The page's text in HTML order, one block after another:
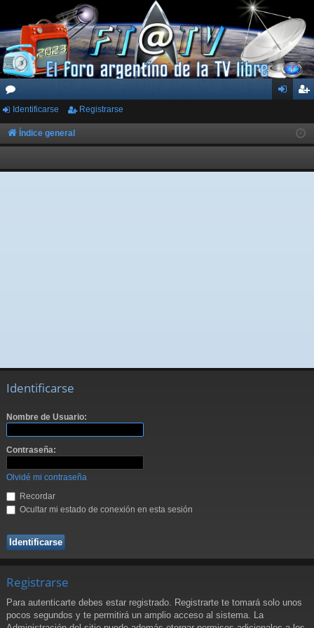
or
os
ar
ist
rs
Identificarse Registrarse
Índice general
Identificarse
Nombre de Usuario:
Contraseña:
Olvidé mi contraseña
Recordar
Ocultar mi estado de conexión en esta sesión
Registrarse
Para autenticarte debes estar registrado. Registrarte te tomará solo unos
pocos segundos y te permitirá un amplio acceso al sistema. La